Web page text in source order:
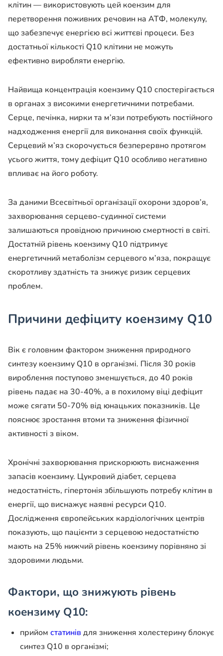
клітин — використовують цей коензим для
перетворення поживних речовин на АТФ, молекулу,
що забезпечує енергією всі життєві процеси. Без
достатньої кількості Q10 клітини не можуть
ефективно виробляти енергію.
Найвища концентрація коензиму Q10 спостерігається
в органах з високими енергетичними потребами.
Серце, печінка, нирки та м’язи потребують постійного
надходження енергії для виконання своїх функцій.
Серцевий м’яз скорочується безперервно протягом
усього життя, тому дефіцит Q10 особливо негативно
впливає на його роботу.
За даними Всесвітньої організації охорони здоров’я,
захворювання серцево-судинної системи
залишаються провідною причиною смертності в світі.
Достатній рівень коензиму Q10 підтримує
енергетичний метаболізм серцевого м’яза, покращує
скоротливу здатність та знижує ризик серцевих
проблем.
Причини дефіциту коензиму Q10
Вік є головним фактором зниження природного
синтезу коензиму Q10 в організмі. Після 30 років
вироблення поступово зменшується, до 40 років
рівень падає на 30-40%, а в похилому віці дефіцит
може сягати 50-70% від юнацьких показників. Це
пояснює зростання втоми та зниження фізичної
активності з віком.
Хронічні захворювання прискорюють виснаження
запасів коензиму. Цукровий діабет, серцева
недостатність, гіпертонія збільшують потребу клітин в
енергії, що виснажує наявні ресурси Q10.
Дослідження європейських кардіологічних центрів
показують, що пацієнти з серцевою недостатністю
мають на 25% нижчий рівень коензиму порівняно зі
здоровими людьми.
Фактори, що знижують рівень
коензиму Q10:
прийом статинів для зниження холестерину блокує
синтез Q10 в організмі;